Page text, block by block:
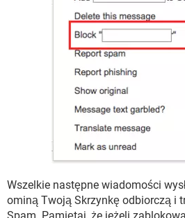
Wszelkie następne wiadomości
ominą Twoją Skrzynkę odbiorczą i
Spam. Pamiętaj, że jeżeli